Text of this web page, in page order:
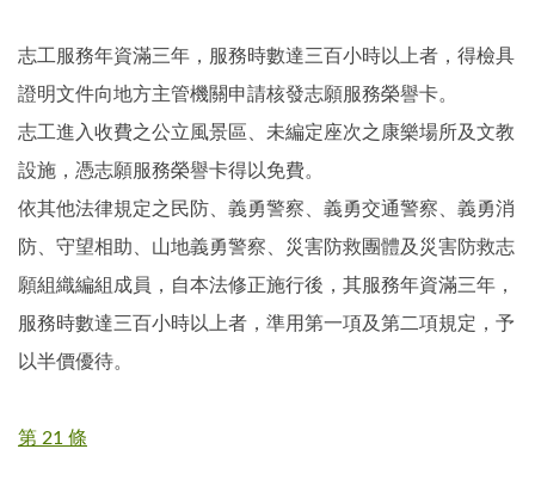
志工服務年資滿三年，服務時數達三百小時以上者，得檢具
證明文件向地方主管機關申請核發志願服務榮譽卡。
志工進入收費之公立風景區、未編定座次之康樂場所及文教
設施，憑志願服務榮譽卡得以免費。
依其他法律規定之民防、義勇警察、義勇交通警察、義勇消
防、守望相助、山地義勇警察、災害防救團體及災害防救志
願組織編組成員，自本法修正施行後，其服務年資滿三年，
服務時數達三百小時以上者，準用第一項及第二項規定，予
以半價優待。
第 21 條